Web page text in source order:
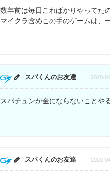
数年前は毎日こればかりやってた
マイクラ含めこの手のゲームは、
スパくんのお友達 2020-
スパチュンが金にならないことや
スパくんのお友達 2020-